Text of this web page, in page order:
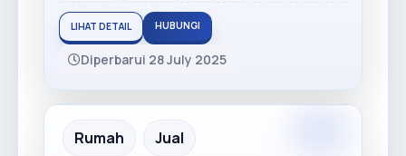
LIHAT DETAIL HUBUNGI
Diperbarui 28 July 2025
Recommended
Rumah Jual